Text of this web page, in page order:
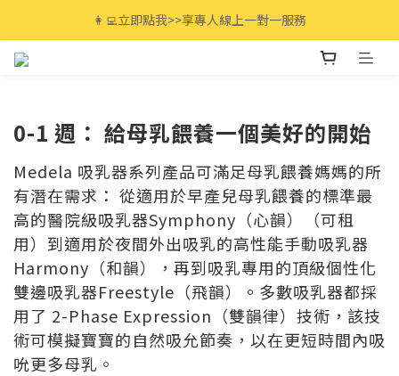
全館滿$3000免運🚚 最高享12期分期零利率!
👩‍💻立即點我>>享專人線上一對一服務
0-1 週： 給母乳餵養一個美好的開始
Medela 吸乳器系列產品可滿足母乳餵養媽媽的所
有潛在需求： 從適用於早產兒母乳餵養的標準最
高的醫院級吸乳器Symphony（心韻）（可租
用）到適用於夜間外出吸乳的高性能手動吸乳器
Harmony（和韻），再到吸乳專用的頂級個性化
雙邊吸乳器Freestyle（飛韻）。多數吸乳器都採
用了 2-Phase Expression（雙韻律）技術，該技
術可模擬寶寶的自然吸允節奏，以在更短時間內吸
吮更多母乳。